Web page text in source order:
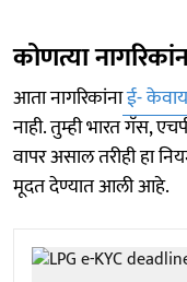
कोणत्या
आता नागरिकांनाई-
नाही. तुम्ही भारत गॅस,
वापर असाल तरीही हा
मूदत देण्यात आली आहे.